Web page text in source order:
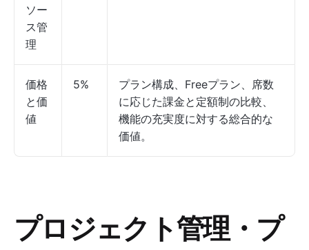
ソー
ス管
理
価格
と価
値
5%
プラン構成、Freeプラン、席数
に応じた課金と定額制の比較、
機能の充実度に対する総合的な
価値。
プロジェクト管理・プ